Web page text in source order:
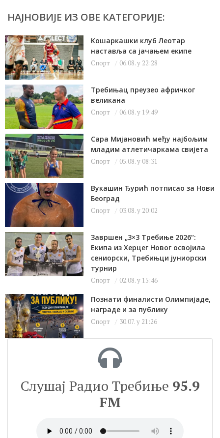
НАЈНОВИЈЕ ИЗ ОВЕ КАТЕГОРИЈЕ:
Kошаркашки клуб Леотар
наставља са јачањем екипе
Спорт 06.08. у 22:28
Требињац преузео афричког
великана
Спорт 06.08. у 19:49
Сара Мијановић међу најбољим
младим атлетичаркама свијета
Спорт 05.08. у 08:31
Вукашин Ђурић потписао за Нови
Београд
Спорт 03.08. у 20:02
Завршен „3×3 Требиње 2026“:
Екипа из Херцег Новог освојила
сениорски, Требињци јуниорски
турнир
Спорт 02.08. у 15:46
Познати финалисти Олимпијаде,
награде и за публику
Спорт 30.07. у 21:26
Слушај Радио Требиње 95.9
FM